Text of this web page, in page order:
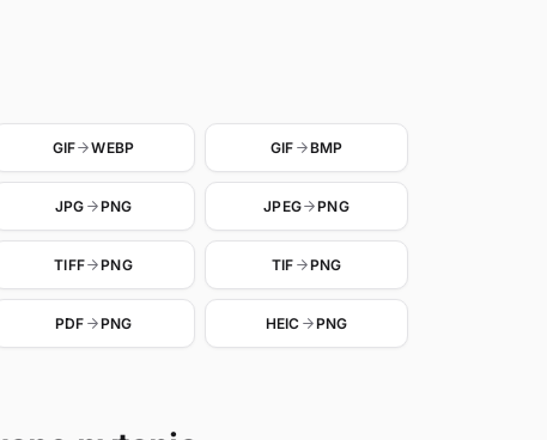
GIF WEBP GIF BMP
JPG PNG JPEG PNG
TIFF PNG TIF PNG
PDF PNG HEIC PNG